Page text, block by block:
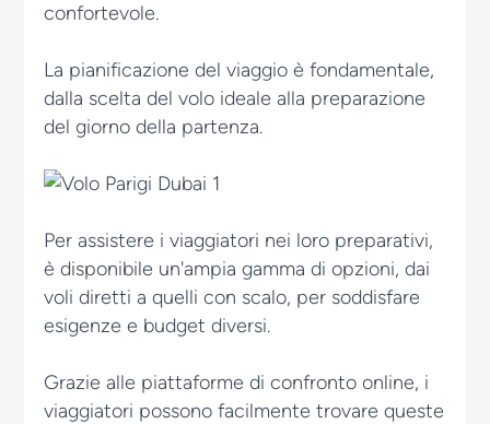
confortevole.
La pianificazione del viaggio è fondamentale,
dalla scelta del volo ideale alla preparazione
del giorno della partenza.
Per assistere i viaggiatori nei loro preparativi,
è disponibile un'ampia gamma di opzioni, dai
voli diretti a quelli con scalo, per soddisfare
esigenze e budget diversi.
Grazie alle piattaforme di confronto online, i
viaggiatori possono facilmente trovare queste